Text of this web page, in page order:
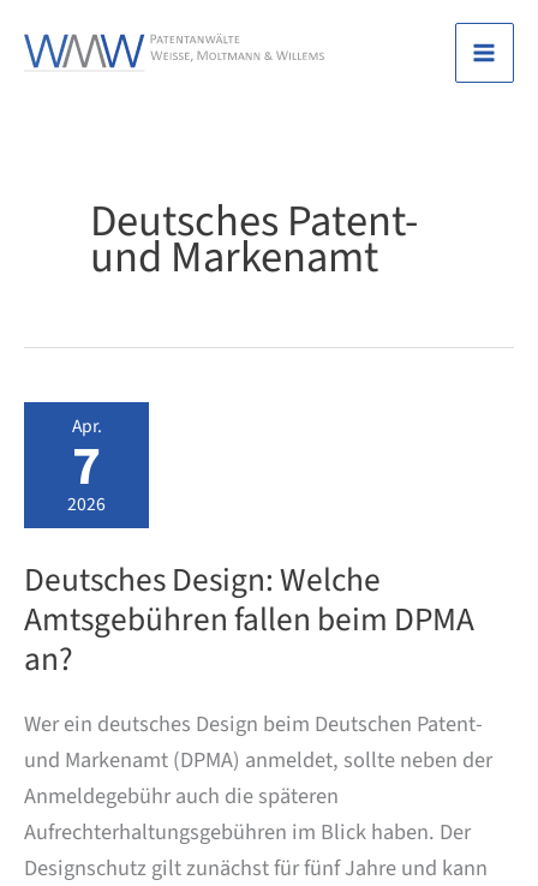
Inhalt
Deutsches Patent-
und Markenamt
Apr.
7
2026
Deutsches Design: Welche
Amtsgebühren fallen beim DPMA
an?
Wer ein deutsches Design beim Deutschen Patent-
und Markenamt (DPMA) anmeldet, sollte neben der
Anmeldegebühr auch die späteren
Aufrechterhaltungsgebühren im Blick haben. Der
Designschutz gilt zunächst für fünf Jahre und kann